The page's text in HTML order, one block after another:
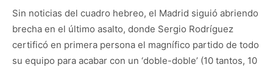
Sin noticias del cuadro hebreo, el Madrid siguió abriendo
brecha en el último asalto, donde Sergio Rodríguez
certificó en primera persona el magnífico partido de todo
su equipo para acabar con un ‘doble-doble’ (10 tantos, 10